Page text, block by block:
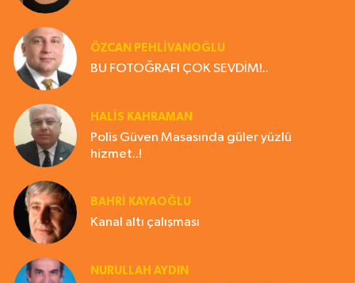
ÖZCAN PEHLİVANOĞLU
BU FOTOĞRAFI ÇOK SEVDİM!..
HALIS KAHRAMAN
Polis Güven Masasında güler yüzlü
hizmet..!
BAHRI KAYAOĞLU
Kanal altı çalışması
NURULLAH AYDIN